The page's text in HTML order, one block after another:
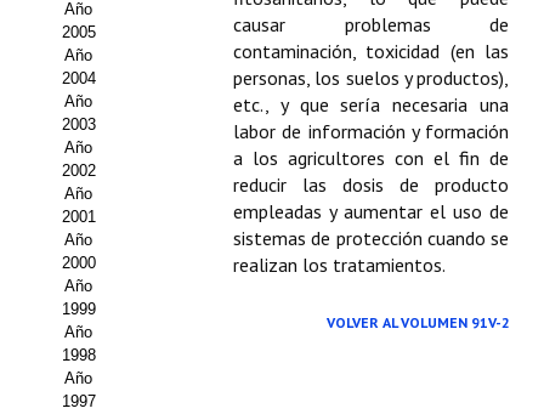
Jornadas PAM 2026
Premio Jóvenes Investigadores
Buscador de Comunicaciones
Buscador de Comunicaciones
CONTACTO
BUSCADOR
Año
2005
Año
2004
Año
2003
Año
2002
Año
2001
Año
2000
Año
1999
Año
1998
Año
1997
causar problemas de
contaminación, toxicidad (en las
personas, los suelos y productos),
etc., y que sería necesaria una
labor de información y formación
a los agricultores con el fin de
reducir las dosis de producto
empleadas y aumentar el uso de
sistemas de protección cuando se
realizan los tratamientos.
VOLVER AL VOLUMEN 91V-2